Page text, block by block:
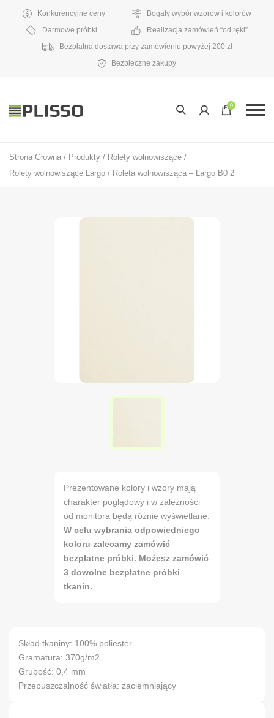
Konkurencyjne ceny
Bogaty wybór wzorów i kolorów
Darmowe próbki
Realizacja zamówień “od ręki”
Bezpłatna dostawa przy zamówieniu powyżej 200 zł
Bezpieczne zakupy
0
Strona Główna / Produkty / Rolety wolnowiszące /
Rolety wolnowiszące Largo / Roleta wolnowisząca – Largo B0 2
Prezentowane kolory i wzory mają
charakter poglądowy i w zależności
od monitora będą różnie wyświetlane.
W celu wybrania odpowiedniego
koloru zalecamy zamówić
bezpłatne próbki. Możesz zamówić
3 dowolne bezpłatne próbki
tkanin.
Skład tkaniny: 100% poliester
Gramatura: 370g/m2
Grubość: 0,4 mm
Przepuszczalność światła: zaciemniający